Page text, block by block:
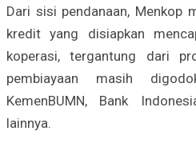
Dari sisi pendanaan, Menkop
kredit yang disiapkan
koperasi, tergantung dari
pembiayaan masih
KemenBUMN, Bank
lainnya.